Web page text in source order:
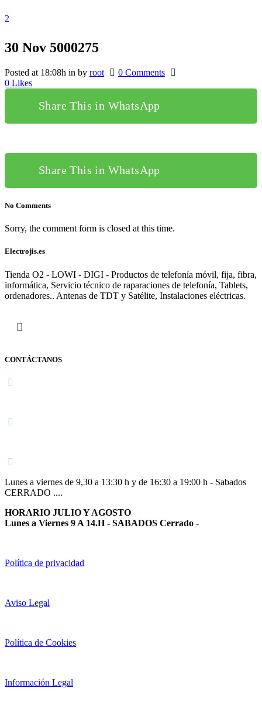
30 Nov 5000275
Posted at 18:08h in by root
0 Comments
0 Likes
Share This in WhatsApp
Share This in WhatsApp
No Comments
Sorry, the comment form is closed at this time.
Electrojis.es
Tienda O2 - LOWI - DIGI - Productos de telefonía móvil, fija, fibra,
informática, Servicio técnico de raparaciones de telefonía, Tablets,
ordenadores.. Antenas de TDT y Satélite, Instalaciones eléctricas.
CONTÁCTANOS
Lunes a viernes de 9,30 a 13:30 h y de 16:30 a 19:00 h - Sabados
CERRADO ....
HORARIO JULIO Y AGOSTO
Lunes a Viernes 9 A 14.H - SABADOS Cerrado -
Política de privacidad
Aviso Legal
Política de Cookies
Información Legal